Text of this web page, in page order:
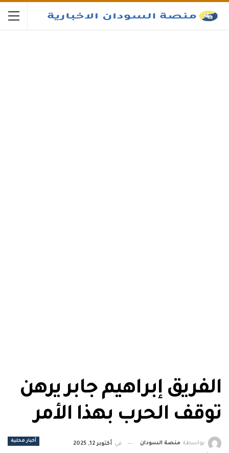
الفريق إبراهيم جابر يرهن
توقف الحرب بهذا الأمر
أخبار محلية بواسطة منصة السودان في أكتوبر 12, 2025